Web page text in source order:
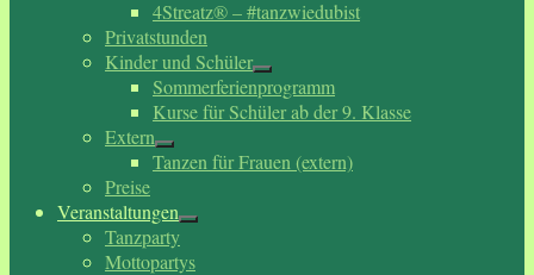
4Streatz® – #tanzwiedubist
Privatstunden
Kinder und Schüler
Sommerferienprogramm
Kurse für Schüler ab der 9. Klasse
Extern
Tanzen für Frauen (extern)
Preise
Veranstaltungen
Tanzparty
Mottopartys